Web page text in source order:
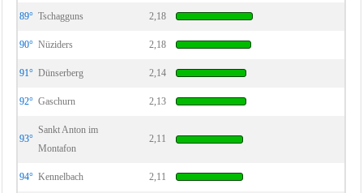
89° Tschagguns 2,18
90° Nüziders 2,18
91° Dünserberg 2,14
92° Gaschurn 2,13
93°
Sankt Anton im
Montafon
2,11
94° Kennelbach 2,11